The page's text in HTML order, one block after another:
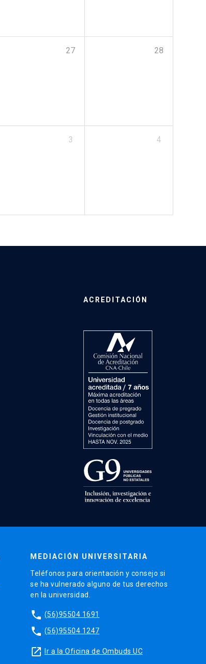
27 28
3 4
ACREDITACIÓN
MEDIACIÓN UNIVERSITARIA
Teléfonos para orientación y consejo si
se ha vulnerado alguno de tus derechos
en la universidad.
phone (56)95504 1691
phone (56)95504 1247
launch Ir a la Oficina de Ombuds UC